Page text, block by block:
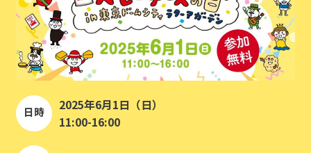
日時
2025年6月1日（日）
11:00-16:00